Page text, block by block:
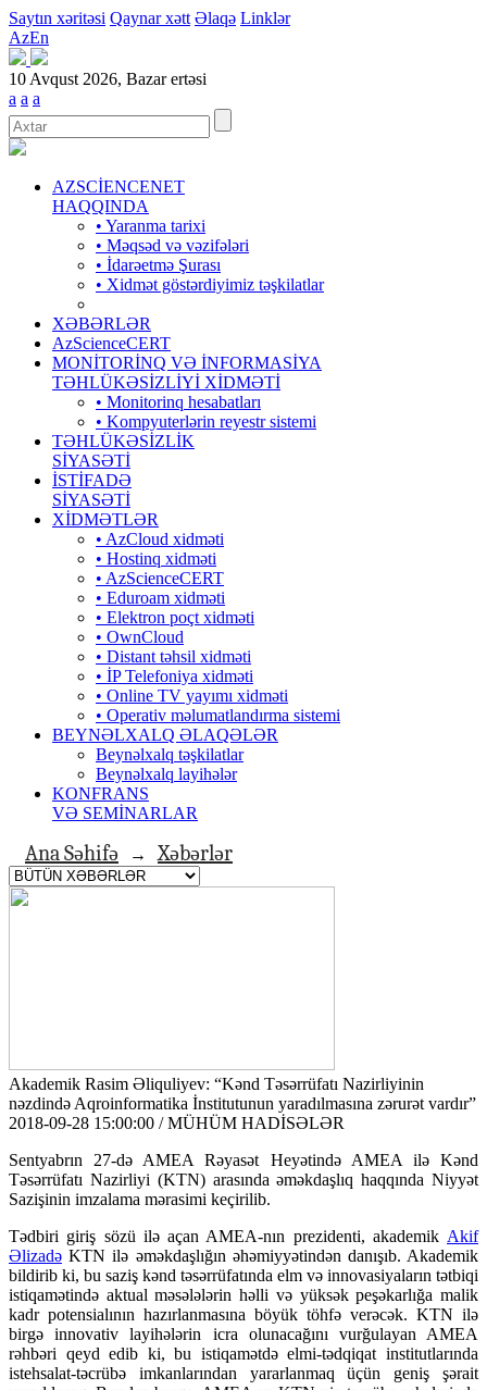
Saytın xəritəsi Qaynar xətt Əlaqə Linklər
AzEn
10 Avqust 2026, Bazar ertəsi
a a a
AZSCİENCENET
HAQQINDA
• Yaranma tarixi
• Məqsəd və vəzifələri
• İdarəetmə Şurası
• Xidmət göstərdiyimiz təşkilatlar
XƏBƏRLƏR
AzScienceCERT
MONİTORİNQ VƏ İNFORMASİYA
TƏHLÜKƏSİZLİYİ XİDMƏTİ
• Monitorinq hesabatları
• Kompyuterlərin reyestr sistemi
TƏHLÜKƏSİZLİK
SİYASƏTİ
İSTİFADƏ
SİYASƏTİ
XİDMƏTLƏR
• AzCloud xidməti
• Hostinq xidməti
• AzScienceCERT
• Eduroam xidməti
• Elektron poçt xidməti
• OwnCloud
• Distant təhsil xidməti
• İP Telefoniya xidməti
• Оnline TV yayımı xidməti
• Operativ məlumatlandırma sistemi
BEYNƏLXALQ ƏLAQƏLƏR
Beynəlxalq təşkilatlar
Beynəlxalq layihələr
KONFRANS
VƏ SEMİNARLAR
Ana Səhifə → Xəbərlər
Akademik Rasim Əliquliyev: “Kənd Təsərrüfatı Nazirliyinin
nəzdində Aqroinformatika İnstitutunun yaradılmasına zərurət vardır”
2018-09-28 15:00:00 / MÜHÜM HADİSƏLƏR
Sentyabrın 27-də AMEA Rəyasət Heyətində AMEA ilə Kənd
Təsərrüfatı Nazirliyi (KTN) arasında əməkdaşlıq haqqında Niyyət
Sazişinin imzalama mərasimi keçirilib.
Tədbiri giriş sözü ilə açan AMEA-nın prezidenti, akademik Akif
Əlizadə KTN ilə əməkdaşlığın əhəmiyyətindən danışıb. Akademik
bildirib ki, bu saziş kənd təsərrüfatında elm və innovasiyaların tətbiqi
istiqamətində aktual məsələlərin həlli və yüksək peşəkarlığa malik
kadr potensialının hazırlanmasına böyük töhfə verəcək. KTN ilə
birgə innovativ layihələrin icra olunacağını vurğulayan AMEA
rəhbəri qeyd edib ki, bu istiqamətdə elmi-tədqiqat institutlarında
istehsalat-təcrübə imkanlarından yararlanmaq üçün geniş şərait